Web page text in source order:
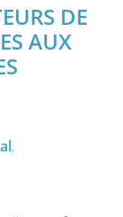
DE
AUX
,